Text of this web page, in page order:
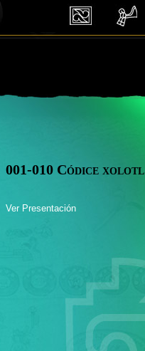
001-010 Códice xolotl
Ver Presentación